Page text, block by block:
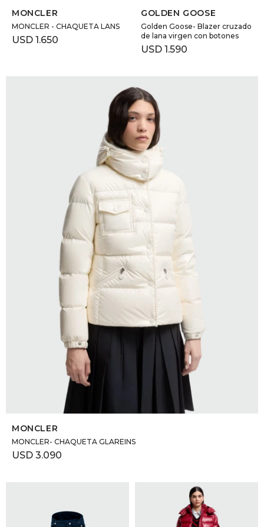
MONCLER
MONCLER - CHAQUETA LANS
USD 1.650
GOLDEN GOOSE
Golden Goose- Blazer cruzado
de lana virgen con botones
USD 1.590
MONCLER
MONCLER- CHAQUETA GLAREINS
USD 3.090